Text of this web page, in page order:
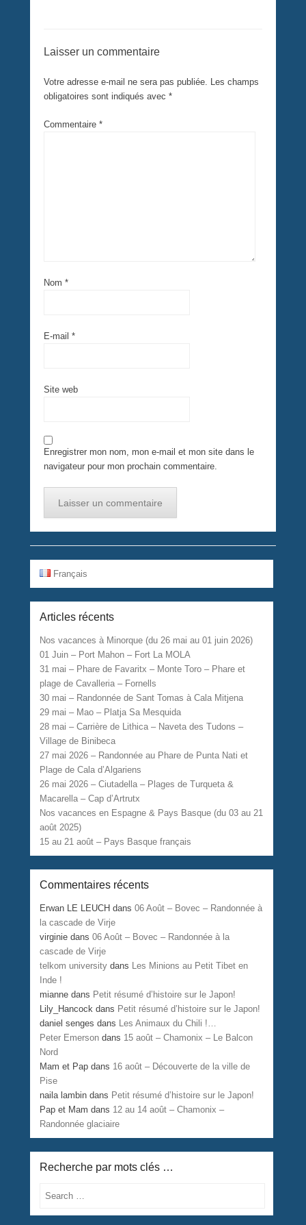
Laisser un commentaire
Votre adresse e-mail ne sera pas publiée. Les champs
obligatoires sont indiqués avec *
Commentaire *
Nom *
E-mail *
Site web
Enregistrer mon nom, mon e-mail et mon site dans le
navigateur pour mon prochain commentaire.
Français
Articles récents
Nos vacances à Minorque (du 26 mai au 01 juin 2026)
01 Juin – Port Mahon – Fort La MOLA
31 mai – Phare de Favaritx – Monte Toro – Phare et
plage de Cavalleria – Fornells
30 mai – Randonnée de Sant Tomas à Cala Mitjena
29 mai – Mao – Platja Sa Mesquida
28 mai – Carrière de Lithica – Naveta des Tudons –
Village de Binibeca
27 mai 2026 – Randonnée au Phare de Punta Nati et
Plage de Cala d’Algariens
26 mai 2026 – Ciutadella – Plages de Turqueta &
Macarella – Cap d’Artrutx
Nos vacances en Espagne & Pays Basque (du 03 au 21
août 2025)
15 au 21 août – Pays Basque français
Commentaires récents
Erwan LE LEUCH dans06 Août – Bovec – Randonnée à
la cascade de Virje
virginie dans06 Août – Bovec – Randonnée à la
cascade de Virje
telkom university dans Les Minions au Petit Tibet en
Inde !
mianne dans Petit résumé d’histoire sur le Japon!
Lily_Hancock dans Petit résumé d’histoire sur le Japon!
daniel senges dans Les Animaux du Chili !…
Peter Emerson dans 15 août – Chamonix – Le Balcon
Nord
Mam et Pap dans 16 août – Découverte de la ville de
Pise
naila lambin dans Petit résumé d’histoire sur le Japon!
Pap et Mam dans 12 au 14 août – Chamonix –
Randonnée glaciaire
Recherche par mots clés …
Search